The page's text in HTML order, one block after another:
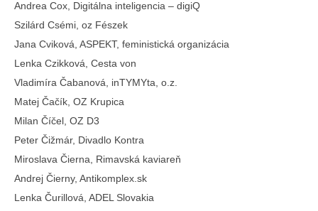
Andrea Cox, Digitálna inteligencia – digiQ
Szilárd Csémi, oz Fészek
Jana Cviková, ASPEKT, feministická organizácia
Lenka Czikková, Cesta von
Vladimíra Čabanová, inTYMYta, o.z.
Matej Čačík, OZ Krupica
Milan Číčel, OZ D3
Peter Čižmár, Divadlo Kontra
Miroslava Čierna, Rimavská kaviareň
Andrej Čierny, Antikomplex.sk
Lenka Čurillová, ADEL Slovakia